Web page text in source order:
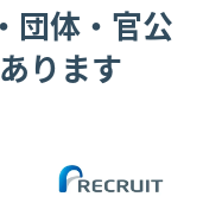
団体・官公
ります